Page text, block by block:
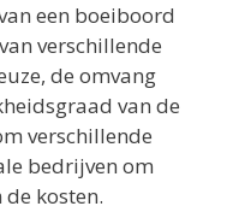
een boeiboord
verschillende
de omvang
van de
verschillende
bedrijven om
kosten.